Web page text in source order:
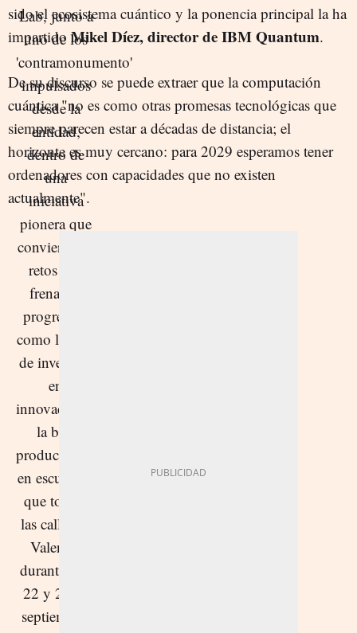
sido el ecosistema cuántico y la ponencia principal la ha
impartidoMikel Díez, director de IBM Quantum.
De su discurso se puede extraer que la computación
cuántica "no es como otras promesas tecnológicas que
siempre parecen estar a décadas de distancia; el
horizonte es muy cercano: para 2029 esperamos tener
ordenadores con capacidades que no existen
actualmente".